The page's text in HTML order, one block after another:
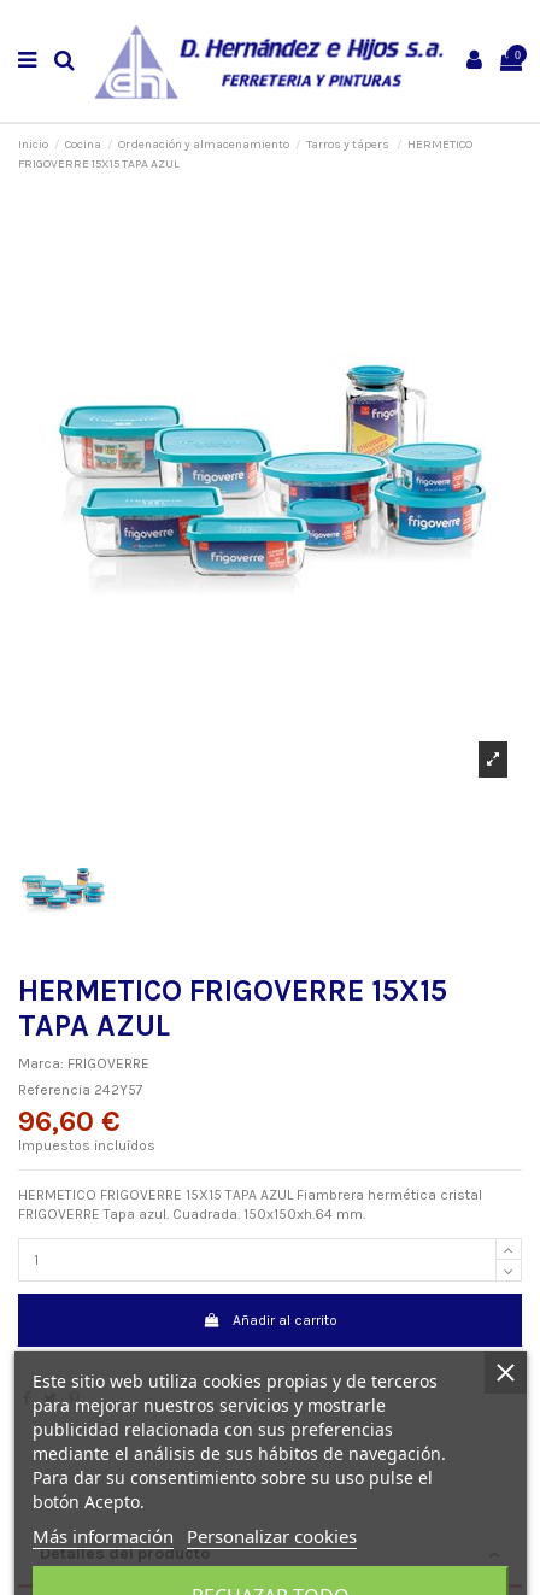
0
Inicio Cocina Ordenación y almacenamiento Tarros y tápers
HERMETICO
FRIGOVERRE 15X15 TAPA AZUL
HERMETICO FRIGOVERRE 15X15
TAPA AZUL
Marca: FRIGOVERRE
Referencia 242Y57
96,60 €
Impuestos incluidos
HERMETICO FRIGOVERRE 15X15 TAPA AZUL Fiambrera hermética cristal
FRIGOVERRE Tapa azul. Cuadrada. 150x150xh.64 mm.
Añadir al carrito
Detalles del producto
Este sitio web utiliza cookies propias y de terceros
para mejorar nuestros servicios y mostrarle
publicidad relacionada con sus preferencias
mediante el análisis de sus hábitos de navegación.
Para dar su consentimiento sobre su uso pulse el
botón Acepto.
Más información Personalizar cookies